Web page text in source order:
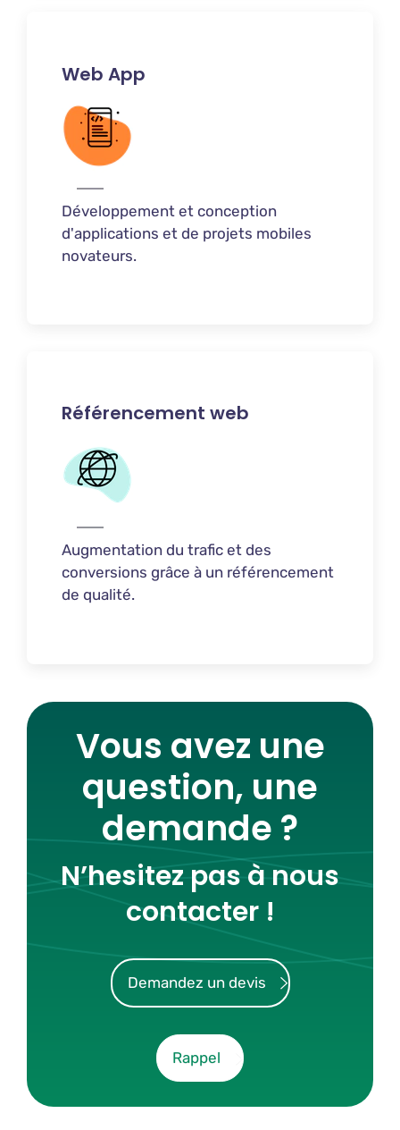
Web App
Développement et conception
d'applications et de projets mobiles
novateurs.
Référencement web
Augmentation du trafic et des
conversions grâce à un référencement
de qualité.
Vous avez une
question, une
demande ?
N’hesitez pas à nous
contacter !
Demandez un devis
Rappel